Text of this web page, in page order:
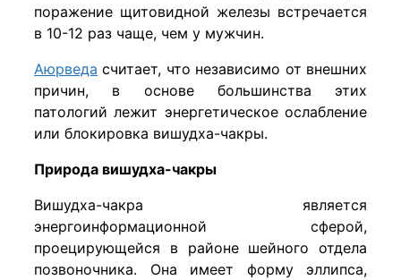
поражение щитовидной железы встречается
в 10-12 раз чаще, чем у мужчин.
Аюрведа считает, что независимо от внешних
причин, в основе большинства этих
патологий лежит энергетическое ослабление
или блокировка вишудха-чакры.
Природа вишудха-чакры
Вишудха-чакра является
энергоинформационной сферой,
проецирующейся в районе шейного отдела
позвоночника. Она имеет форму эллипса,